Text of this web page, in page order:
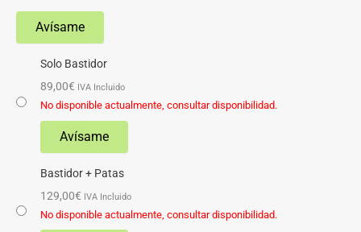
Solo Bastidor
89,00€ IVA Incluido
No disponible actualmente, consultar disponibilidad.
Bastidor + Patas
129,00€ IVA Incluido
No disponible actualmente, consultar disponibilidad.